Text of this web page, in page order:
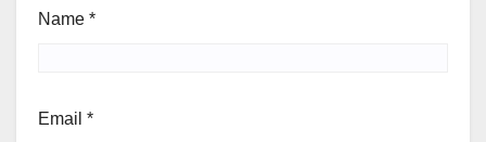
Name *
Email *